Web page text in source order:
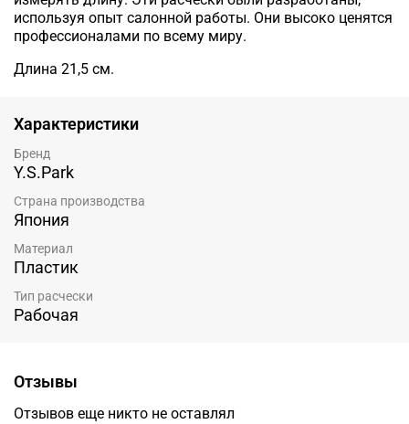
используя опыт салонной работы. Они высоко ценятся
профессионалами по всему миру.
Длина 21,5 см.
Характеристики
Бренд
Y.S.Park
Страна производства
Япония
Материал
Пластик
Тип расчески
Рабочая
Отзывы
Отзывов еще никто не оставлял